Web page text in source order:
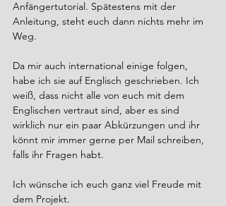
Anfängertutorial. Spätestens mit der
Anleitung, steht euch dann nichts mehr im
Weg.
Da mir auch international einige folgen,
habe ich sie auf Englisch geschrieben. Ich
weiß, dass nicht alle von euch mit dem
Englischen vertraut sind, aber es sind
wirklich nur ein paar Abkürzungen und ihr
könnt mir immer gerne per Mail schreiben,
falls ihr Fragen habt.
Ich wünsche ich euch ganz viel Freude mit
dem Projekt.